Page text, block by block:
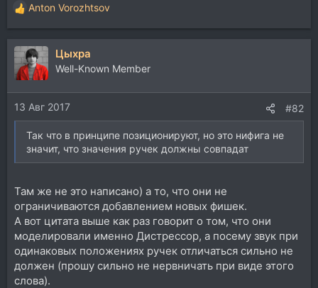
Р
е
а
к
ц
и
и
:
Anton Vorozhtsov
Цыхра
Well-Known Member
13 Авг 2017 #82
Так что в принципе позиционируют, но это нифига не
значит, что значения ручек должны совпадат
Там же не это написано) а то, что они не
ограничиваются добавлением новых фишек.
А вот цитата выше как раз говорит о том, что они
моделировали именно Дистрессор, а посему звук при
одинаковых положениях ручек отличаться сильно не
должен (прошу сильно не нервничать при виде этого
слова).